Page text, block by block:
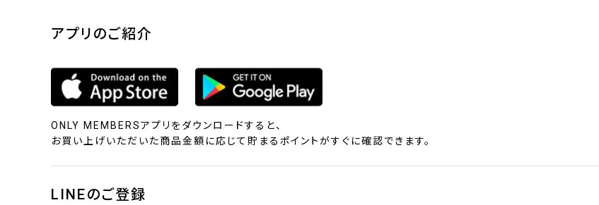
アプリのご紹介
ONLY MEMBERSアプリをダウンロードすると、
お買い上げいただいた商品金額に応じて貯まるポイントがすぐに確認できます。
LINEのご登録